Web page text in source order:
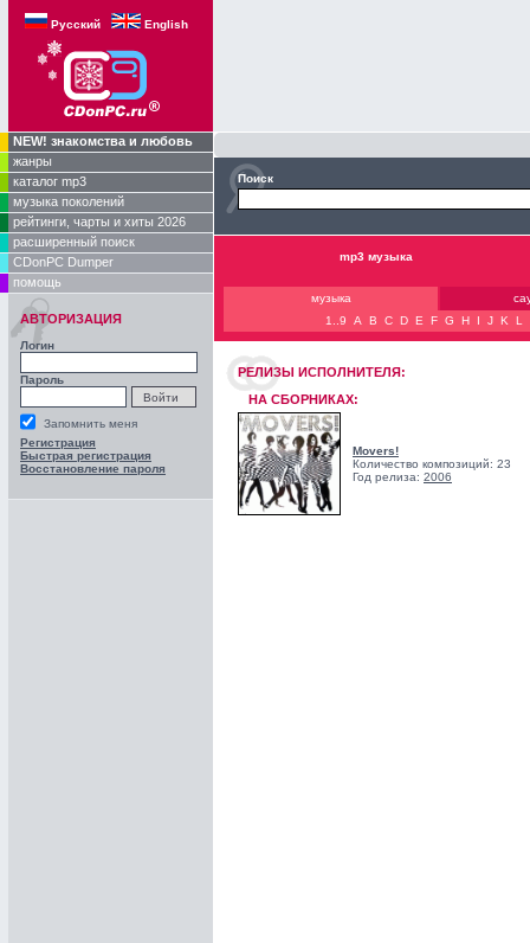
Русский English
NEW! знакомства и любовь
жанры
каталог mp3
музыка поколений
рейтинги, чарты и хиты 2026
расширенный поиск
CDonPC Dumper
помощь
АВТОРИЗАЦИЯ
Логин
Пароль
Запомнить меня
Регистрация
Быстрая регистрация
Восстановление пароля
Поиск
mp3 музыка
музыка
1..9
A B C D E F G H I J K L
РЕЛИЗЫ ИCПОЛНИТЕЛЯ:
НА СБОРНИКАХ:
Movers!
Количество композиций: 23
Год релиза: 2006